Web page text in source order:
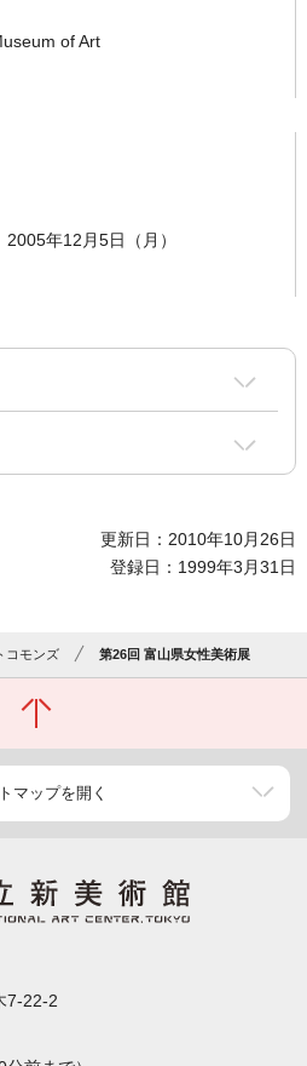
of Art
年12月5日（月）
更新日：2010年10月26日
登録日：1999年3月31日
コモンズ 第26回 富山県女性美術展
マップを開く
7-22-2